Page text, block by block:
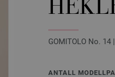
GOMITOLO No. 14
ANTALL